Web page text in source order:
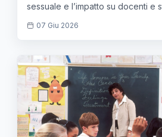
sessuale e l’impatto su docenti e
07 Giu 2026